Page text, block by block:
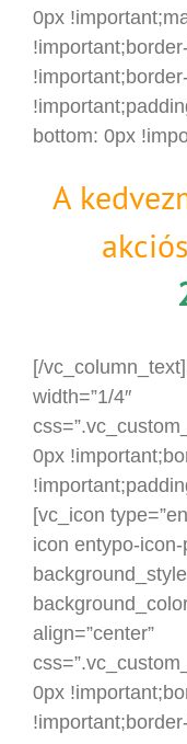
0px
bottom: 0px
A
[/
width=”1/4″
0px
[vc_icon
icon entypo-icon-
align=”center”
0px